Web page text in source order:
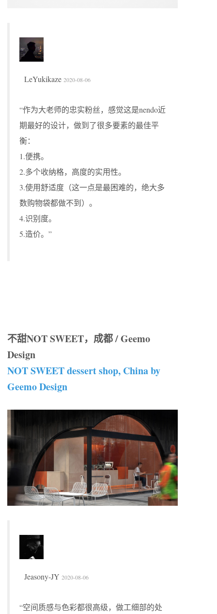
LeYukikaze 2020-08-06
“作为大老师的忠实粉丝，感觉这是nendo近
期最好的设计，做到了很多要素的最佳平
衡：
1.便携。
2.多个收纳格，高度的实用性。
3.使用舒适度（这一点是最困难的，绝大多
数购物袋都做不到）。
4.识别度。
5.造价。”
不甜NOT SWEET，成都 / Geemo
Design
NOT SWEET dessert shop, China by
Geemo Design
Jeasony-JY 2020-08-06
“空间质感与色彩都很高级，做工细部的处